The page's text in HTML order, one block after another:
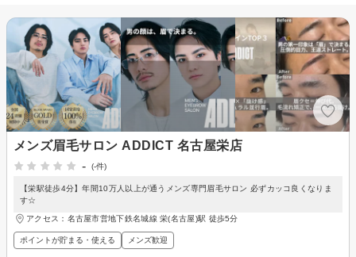
メンズ眉毛サロン ADDICT 名古屋栄店
-
(-件)
【栄駅徒歩4分】年間10万人以上が通うメンズ専門眉毛サロン 必ずカッコ良くなりま
す☆
アクセス：名古屋市営地下鉄名城線 栄(名古屋)駅 徒歩5分
ポイントが貯まる・使える メンズ歓迎